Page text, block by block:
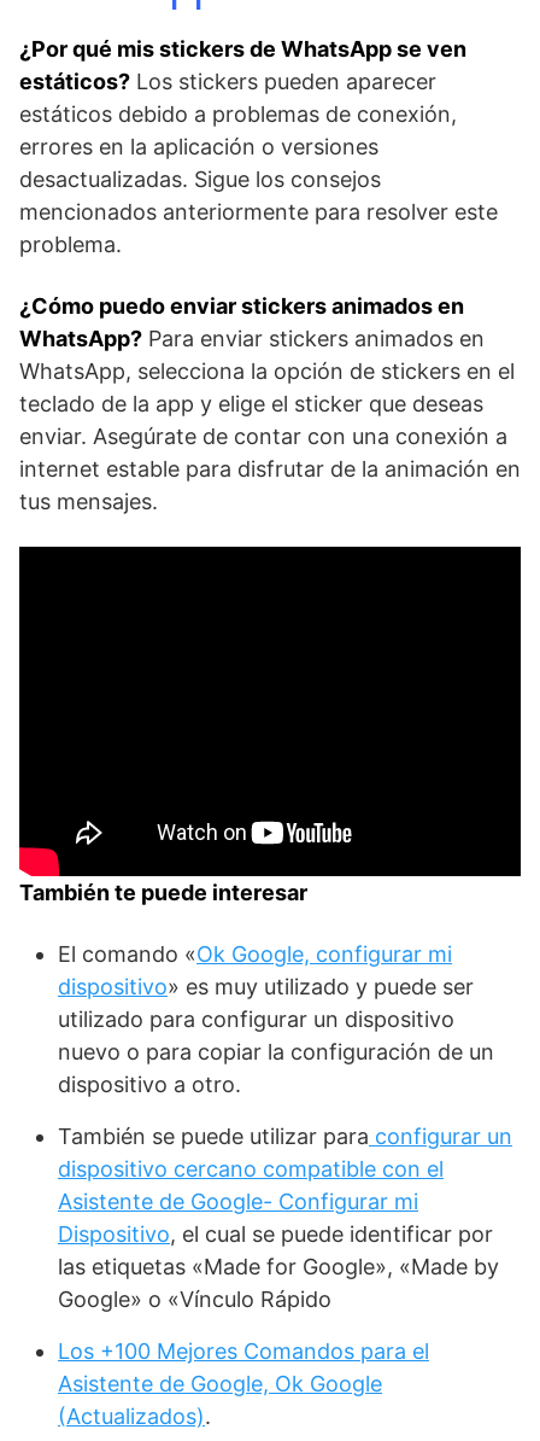
¿Por qué mis stickers de WhatsApp se​ ven
estáticos? ‍Los stickers pueden aparecer
estáticos debido a problemas de conexión,
errores ‌en la aplicación o versiones
desactualizadas. Sigue los consejos
mencionados anteriormente para resolver este
problema.
¿Cómo puedo enviar stickers ⁣animados en
WhatsApp? Para ⁢enviar stickers​ animados en
WhatsApp, selecciona la opción de stickers en el
teclado de la app‍ y elige el⁤ sticker que⁤ deseas
enviar. Asegúrate de contar ‌con una conexión a
internet estable ‌para ‍disfrutar de ‌la animación en
tus mensajes.
También te puede interesar
El comando «Ok Google, configurar mi
dispositivo» es muy utilizado y puede ser
utilizado para configurar un dispositivo
nuevo o para copiar la configuración de un
dispositivo a otro.
También se puede utilizar para configurar un
dispositivo cercano compatible con el
Asistente de Google- Configurar mi
Dispositivo, el cual se puede identificar por
las etiquetas «Made for Google», «Made by
Google» o «Vínculo Rápido
Los +100 Mejores Comandos para el
Asistente de Google, Ok Google
(Actualizados).